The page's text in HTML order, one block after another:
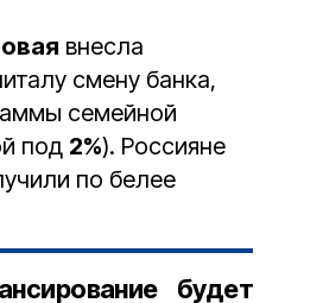
внесла
смену банка,
семейной
под 2%). Россияне
по белее
будет